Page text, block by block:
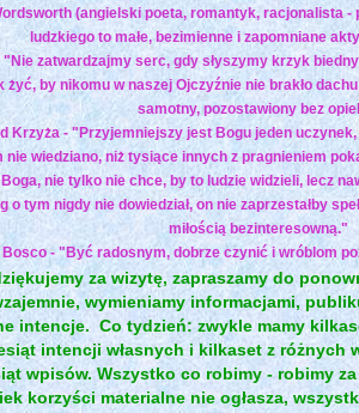
(angielski poeta, romantyk, racjonalista
ludzkiego to małe, bezimienne i zapomniane
"Nie zatwardzajmy serc, gdy słyszymy krzyk
by nikomu w naszej Ojczyźnie nie brakło
samotny, pozostawiony bez
Krzyża - "Przyjemniejszy jest Bogu jeden
nie wiedziano, niż tysiące innych z pragnieniem
nie tylko nie chce, by to ludzie widzieli, lecz
o tym nigdy nie dowiedział, on nie zaprzestałby
miłością bezinteresowną."
Bosco - "Być radosnym, dobrze czynić i wróblom
za wizytę, zapraszamy do
wymieniamy informacjami,
intencje. Co tydzień: zwykle mamy
intencji własnych i kilkaset z różnych
wpisów. Wszystko co robimy - robimy
korzyści materialne nie ogłasza,